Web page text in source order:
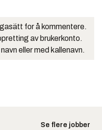
for å kommentere.
av brukerkonto.
eller med kallenavn.
Se flere jobber